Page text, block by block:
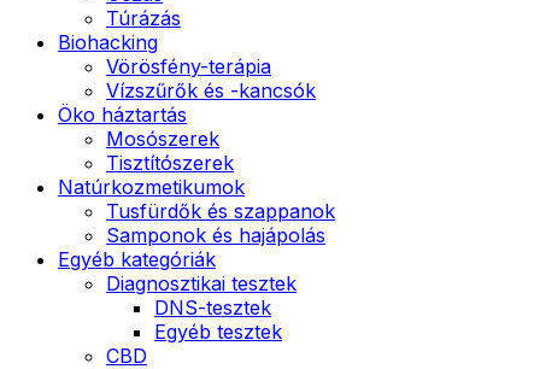
Túrázás
Biohacking
Vörösfény-terápia
Vízszűrők és -kancsók
Öko háztartás
Mosószerek
Tisztítószerek
Natúrkozmetikumok
Tusfürdők és szappanok
Samponok és hajápolás
Egyéb kategóriák
Diagnosztikai tesztek
DNS-tesztek
Egyéb tesztek
CBD